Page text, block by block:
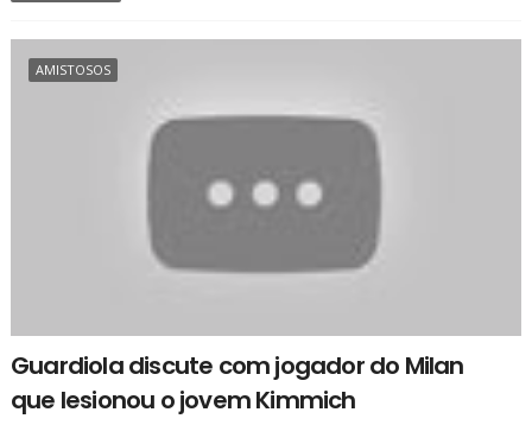
AMISTOSOS
Guardiola discute com jogador do Milan
que lesionou o jovem Kimmich